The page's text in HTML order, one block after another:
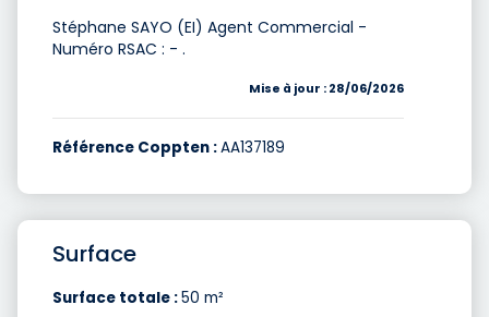
Stéphane SAYO (EI) Agent Commercial -
Numéro RSAC : - .
Mise à jour : 28/06/2026
Référence Coppten :AA137189
Surface
Surface totale :50 m²